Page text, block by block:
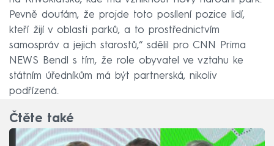
Pevně doufám, že projde toto posílení pozice lidí,
kteří žijí v oblasti parků, a to prostřednictvím
samospráv a jejich starostů,“ sdělil pro CNN Prima
NEWS Bendl s tím, že role obyvatel ve vztahu ke
státním úředníkům má být partnerská, nikoliv
podřízená.
Čtěte také